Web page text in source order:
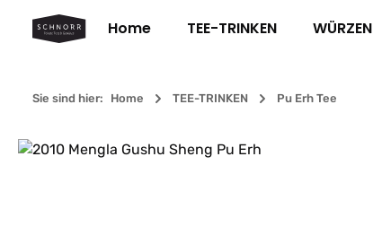
Hauptinhalt springen
Zur Suche springen
Zur Hauptnavigation springen
Home TEE-TRINKEN WÜRZEN
Sie sind hier: Home TEE-TRINKEN Pu Erh Tee
Bildergalerie überspringen